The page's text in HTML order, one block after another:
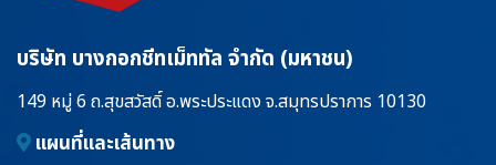
บริษัท บางกอกชีทเม็ททัล จำกัด (มหาชน)
149 หมู่ 6 ถ.สุขสวัสดิ์ อ.พระประแดง จ.สมุทรปราการ 10130
แผนที่และเส้นทาง